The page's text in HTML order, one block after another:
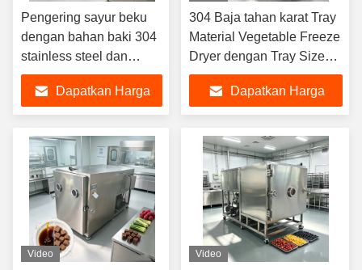
Pengering sayur beku
dengan bahan baki 304
stainless steel dan
kapasitas batch 100Kg
untuk komersial
Dapatkan Harga
304 Baja tahan karat Tray
Material Vegetable Freeze
Dryer dengan Tray Size
1280 600 30mm dan 13
Lapisan Opsi yang dapat
disesuaikan
Dapatkan Harga
Video Video